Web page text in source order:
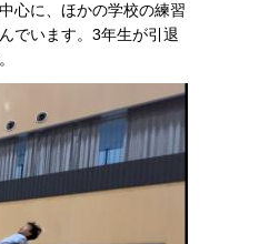
心に、ほかの学校の練習
でいます。3年生が引退